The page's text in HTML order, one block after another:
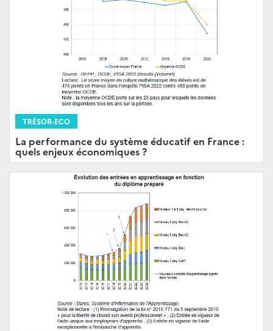
TRÉSOR-ECO
La performance du système éducatif en France :
quels enjeux économiques ?